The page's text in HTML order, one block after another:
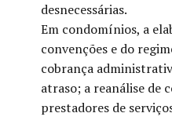
desnecessárias.
Em condomínios, a
convenções e do
cobrança
atraso; a reanálise de
prestadores de